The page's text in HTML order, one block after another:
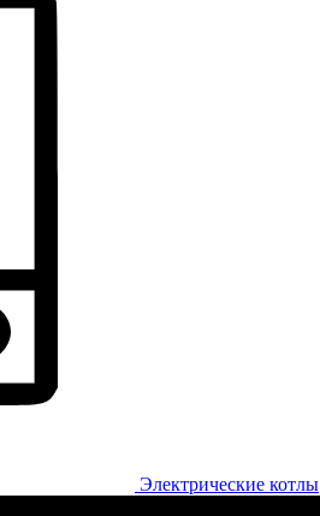
Электрические котлы